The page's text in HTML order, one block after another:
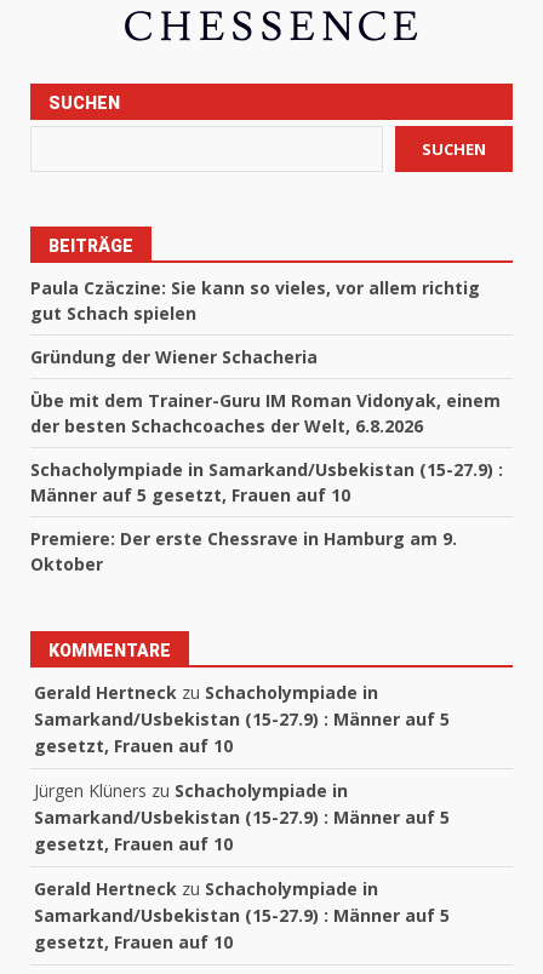
SUCHEN
SUCHEN
BEITRÄGE
Paula Czäczine: Sie kann so vieles, vor allem richtig
gut Schach spielen
Gründung der Wiener Schacheria
Übe mit dem Trainer-Guru IM Roman Vidonyak, einem
der besten Schachcoaches der Welt, 6.8.2026
Schacholympiade in Samarkand/Usbekistan (15-27.9) :
Männer auf 5 gesetzt, Frauen auf 10
Premiere: Der erste Chessrave in Hamburg am 9.
Oktober
KOMMENTARE
Gerald Hertneck zu Schacholympiade in
Samarkand/Usbekistan (15-27.9) : Männer auf 5
gesetzt, Frauen auf 10
Jürgen Klüners zu Schacholympiade in
Samarkand/Usbekistan (15-27.9) : Männer auf 5
gesetzt, Frauen auf 10
Gerald Hertneck zu Schacholympiade in
Samarkand/Usbekistan (15-27.9) : Männer auf 5
gesetzt, Frauen auf 10